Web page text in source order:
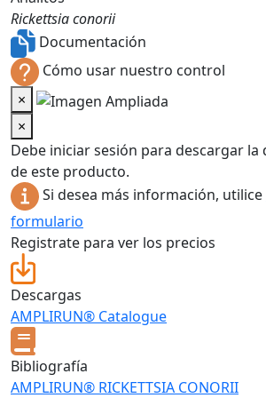
Rickettsia conorii
Documentación
Cómo usar nuestro control
×
×
Debe iniciar sesión para descargar
de este producto.
Si desea más información, utilice
formulario
Registrate para ver los precios
Descargas
AMPLIRUN® Catalogue
Bibliografía
AMPLIRUN® RICKETTSIA CONORII